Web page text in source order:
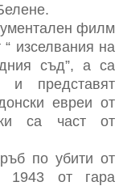
филм
изселвания на
съд”, а са
представят
евреи от
са част от
по убити от
от гара